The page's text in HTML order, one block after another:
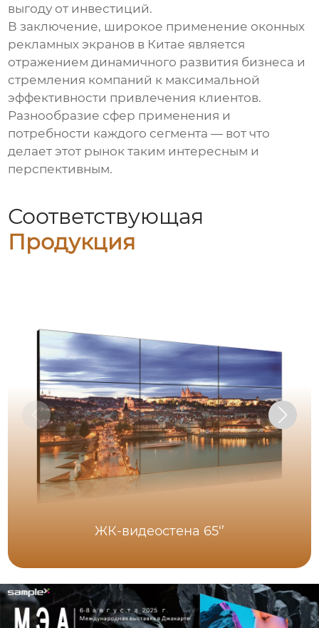
выгоду от инвестиций.
В заключение, широкое применение оконных
рекламных экранов в Китае является
отражением динамичного развития бизнеса и
стремления компаний к максимальной
эффективности привлечения клиентов.
Разнообразие сфер применения и
потребности каждого сегмента — вот что
делает этот рынок таким интересным и
перспективным.
Соответствующая
Продукция
ЖК-видеостена 65‘’